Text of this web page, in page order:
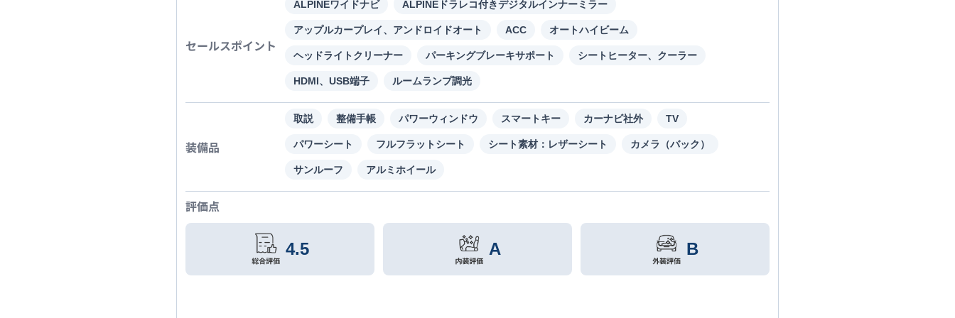
セールスポイント
ALPINEワイドナビ ALPINEドラレコ付きデジタルインナーミラー
アップルカープレイ、アンドロイドオート ACC オートハイビーム
ヘッドライトクリーナー パーキングブレーキサポート シートヒーター、クーラー
HDMI、USB端子 ルームランプ調光
装備品
取説 整備手帳 パワーウィンドウ スマートキー カーナビ社外 TV
パワーシート フルフラットシート シート素材：レザーシート カメラ（バック）
サンルーフ アルミホイール
評価点
4.5 A B